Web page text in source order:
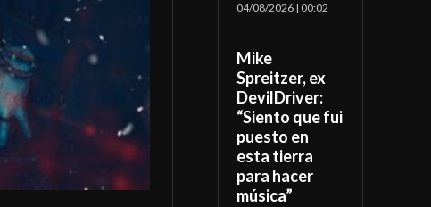
04/08/2026 | 00:02
Mike
Spreitzer, ex
DevilDriver:
“Siento que fui
puesto en
esta tierra
para hacer
música”